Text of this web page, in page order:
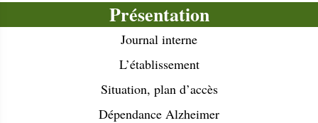
Présentation
Journal interne
L’établissement
Situation, plan d’accès
Dépendance Alzheimer